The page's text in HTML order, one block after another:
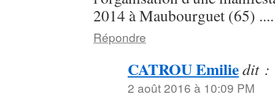
2014 à Maubourguet (65)
Répondre
CATROU Emiliedit :
2 août 2016 à 10:09 PM